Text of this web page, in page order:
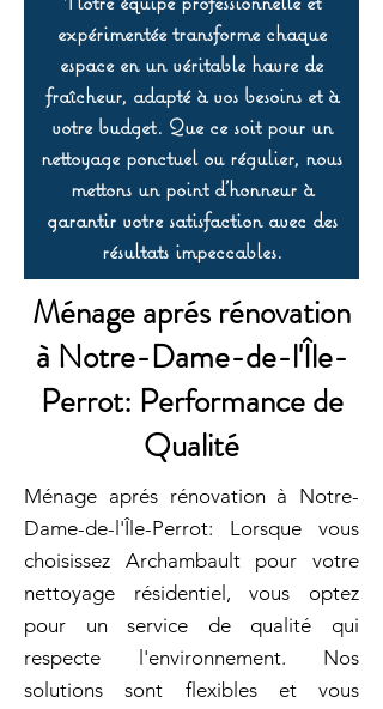
expérimentée transforme chaque
espace en un véritable havre de
fraîcheur, adapté à vos besoins et à
votre budget. Que ce soit pour un
nettoyage ponctuel ou régulier, nous
mettons un point d’honneur à
garantir votre satisfaction avec des
résultats impeccables.
Ménage aprés rénovation
à Notre-Dame-de-l'Île-
Perrot: Performance de
Qualité
Ménage aprés rénovation à Notre-
Dame-de-l'Île-Perrot: Lorsque vous
choisissez Archambault pour votre
nettoyage résidentiel, vous optez
pour un service de qualité qui
respecte l'environnement. Nos
solutions sont flexibles et vous